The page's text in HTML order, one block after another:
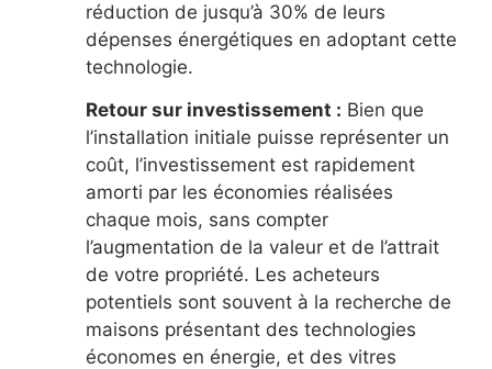
réduction de jusqu’à 30% de leurs
dépenses énergétiques en adoptant cette
technologie.
Retour sur investissement : Bien que
l’installation initiale puisse représenter un
coût, l’investissement est rapidement
amorti par les économies réalisées
chaque mois, sans compter
l’augmentation de la valeur et de l’attrait
de votre propriété. Les acheteurs
potentiels sont souvent à la recherche de
maisons présentant des technologies
économes en énergie, et des vitres